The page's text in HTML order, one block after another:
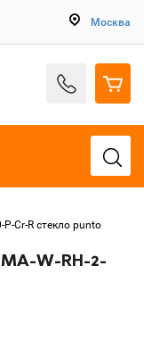
Москва
Cr-R стекло punto
W-RH-2-